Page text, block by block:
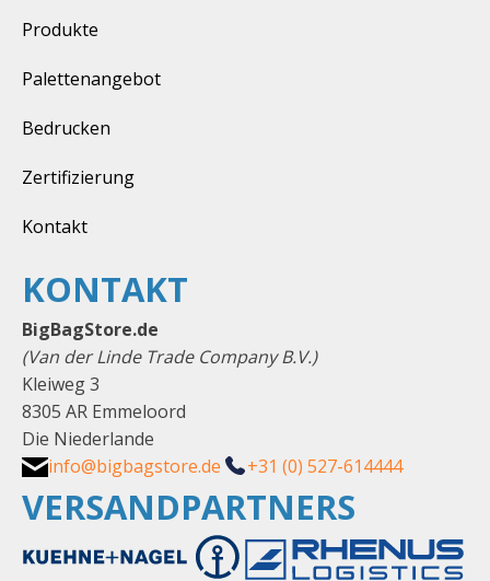
Produkte
Palettenangebot
Bedrucken
Zertifizierung
Kontakt
VERSANDPARTNERS
KONTAKT
BigBagStore.de
(Van der Linde Trade Company B.V.)
Kleiweg 3
8305 AR Emmeloord
Die Niederlande
info@bigbagstore.de
+31 (0) 527-614444